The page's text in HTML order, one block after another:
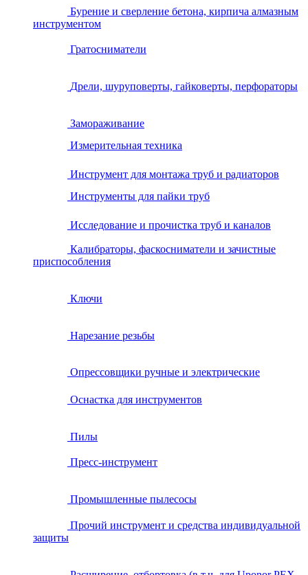
Бурение и сверление бетона, кирпича алмазным
инструментом
Гратосниматели
Дрели, шуруповерты, гайковерты, перфораторы
Замораживание
Измерительная техника
Инструмент для монтажа труб и радиаторов
Инструменты для пайки труб
Исследование и прочистка труб и каналов
Калибраторы, фаскосниматели и зачистные
приспособления
Ключи
Нарезание резьбы
Опрессовщики ручные и электрические
Оснастка для инструментов
Пилы
Пресс-инструмент
Промышленные пылесосы
Прочий инструмент и средства индивидуальной
защиты